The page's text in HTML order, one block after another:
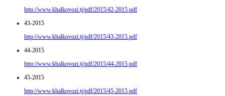
http://www.khalkovozi.tj/pdf/2015/42-2015.pdf
43-2015
http://www.khalkovozi.tj/pdf/2015/43-2015.pdf
44-2015
http://www.khalkovozi.tj/pdf/2015/44-2015.pdf
45-2015
http://www.khalkovozi.tj/pdf/2015/45-2015.pdf